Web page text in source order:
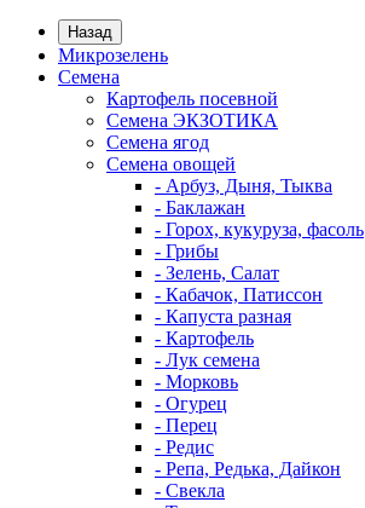
Назад
Микрозелень
Семена
Картофель посевной
Семена ЭКЗОТИКА
Семена ягод
Семена овощей
- Арбуз, Дыня, Тыква
- Баклажан
- Горох, кукуруза, фасоль
- Грибы
- Зелень, Салат
- Кабачок, Патиссон
- Капуста разная
- Картофель
- Лук семена
- Морковь
- Огурец
- Перец
- Редис
- Репа, Редька, Дайкон
- Свекла